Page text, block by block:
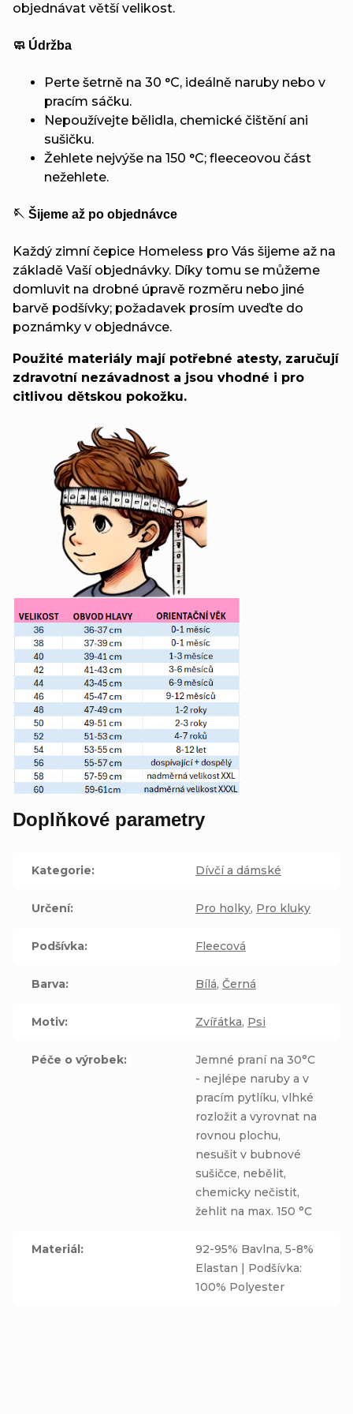
objednávat větší velikost.
🧼 Údržba
Perte šetrně na 30 °C, ideálně naruby nebo v
pracím sáčku.
Nepoužívejte bělidla, chemické čištění ani
sušičku.
Žehlete nejvýše na 150 °C; fleeceovou část
nežehlete.
🪡 Šijeme až po objednávce
Každý zimní čepice Homeless pro Vás šijeme až na
základě Vaší objednávky. Díky tomu se můžeme
domluvit na drobné úpravě rozměru nebo jiné
barvě podšívky; požadavek prosím uveďte do
poznámky v objednávce.
Použité materiály mají potřebné atesty, zaručují
zdravotní nezávadnost a jsou vhodné i pro
citlivou dětskou pokožku.
Doplňkové parametry
Kategorie: Dívčí a dámské
Určení: Pro holky, Pro kluky
Podšívka: Fleecová
Barva: Bílá, Černá
Motiv: Zvířátka, Psi
Péče o výrobek:
Jemné praní na 30°C
- nejlépe naruby a v
pracím pytlíku, vlhké
rozložit a vyrovnat na
rovnou plochu,
nesušit v bubnové
sušičce, nebělit,
chemicky nečistit,
žehlit na max. 150 °C
Materiál:
92-95% Bavlna, 5-8%
Elastan | Podšívka:
100% Polyester